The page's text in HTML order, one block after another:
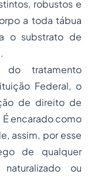
robustos e
a toda tábua
o substrato de
do tratamento
Federal, o
de direito de
encarado como
assim, por esse
de qualquer
ou